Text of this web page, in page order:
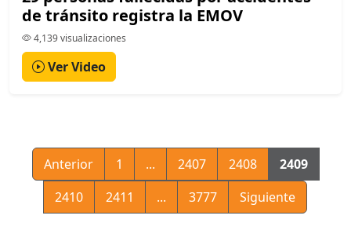
de tránsito registra la EMOV
4,139 visualizaciones
Ver Video
Anterior 1 ... 2407 2408
2409
2410
2411 ... 3777 Siguiente